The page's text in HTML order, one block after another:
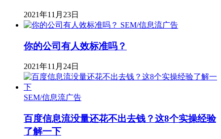
2021年11月23日
SEM/信息流广告
你的公司有人效标准吗？
2021年11月24日
SEM/信息流广告
百度信息流没量还花不出去钱？这8个实操经验
了解一下